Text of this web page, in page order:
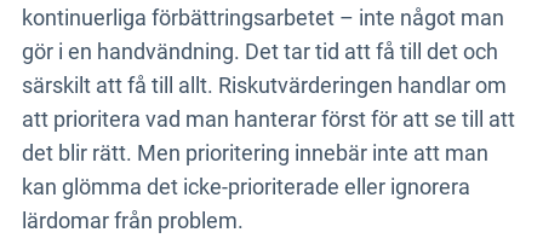
kontinuerliga förbättringsarbetet – inte något man
gör i en handvändning. Det tar tid att få till det och
särskilt att få till allt. Riskutvärderingen handlar om
att prioritera vad man hanterar först för att se till att
det blir rätt. Men prioritering innebär inte att man
kan glömma det icke-prioriterade eller ignorera
lärdomar från problem.